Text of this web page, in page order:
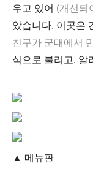
우고 있어 (개선되
았습니다. 이곳은
친구가 군대에서
식으로 불리고. 알
▲ 메뉴판